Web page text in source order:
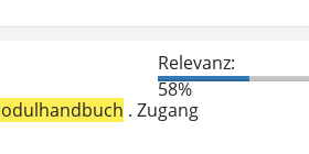
Relevanz:
58%
. Zugang